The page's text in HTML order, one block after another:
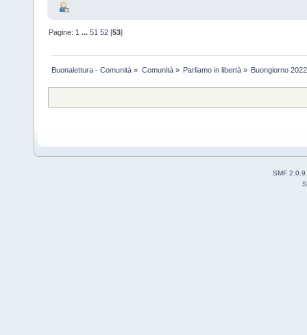
Pagine: 1 ...51 52 [53]
Buonalettura - Comunità » Comunità» Parliamo in libertà» Buongiorno 2022
SMF 2.0.9